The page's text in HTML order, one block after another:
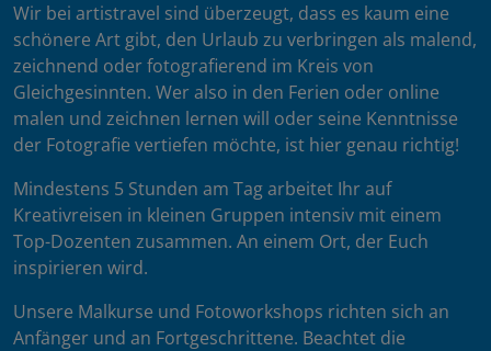
Wir bei artistravel sind überzeugt, dass es kaum eine
schönere Art gibt, den Urlaub zu verbringen als malend,
zeichnend oder fotografierend im Kreis von
Gleichgesinnten. Wer also in den Ferien oder online
malen und zeichnen lernen will oder seine Kenntnisse
der Fotografie vertiefen möchte, ist hier genau richtig!
Mindestens 5 Stunden am Tag arbeitet Ihr auf
Kreativreisen in kleinen Gruppen intensiv mit einem
Top-Dozenten zusammen. An einem Ort, der Euch
inspirieren wird.
Unsere Malkurse und Fotoworkshops richten sich an
Anfänger und an Fortgeschrittene. Beachtet die